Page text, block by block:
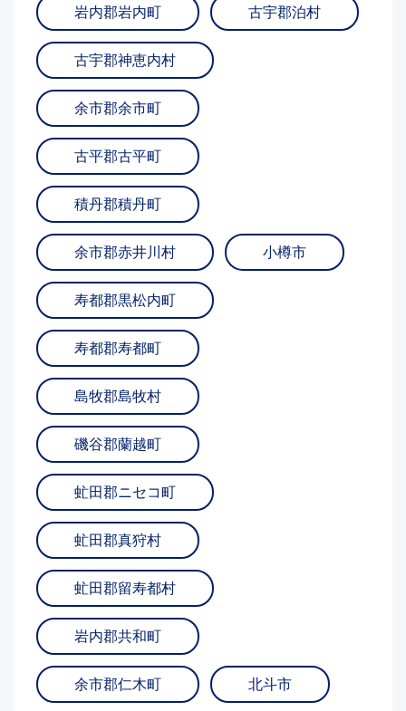
岩内郡岩内町 古宇郡泊村
古宇郡神恵内村
余市郡余市町
古平郡古平町
積丹郡積丹町
余市郡赤井川村 小樽市
寿都郡黒松内町
寿都郡寿都町
島牧郡島牧村
磯谷郡蘭越町
虻田郡ニセコ町
虻田郡真狩村
虻田郡留寿都村
岩内郡共和町
余市郡仁木町 北斗市